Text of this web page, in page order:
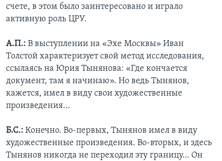
счете, в этом было заинтересовано и играло
активную роль ЦРУ.
А.П.: В выступлении на «Эхе Москвы» Иван
Толстой характеризует свой метод исследования,
ссылаясь на Юрия Тынянова: «Где кончается
документ, там я начинаю». Но ведь Тынянов,
кажется, имел в виду свои художественные
произведения...
Б.С.: Конечно. Во-первых, Тынянов имел в виду
художественные произведения. Во-вторых, и здесь
Тынянов никогда не переходил эту границу… Он